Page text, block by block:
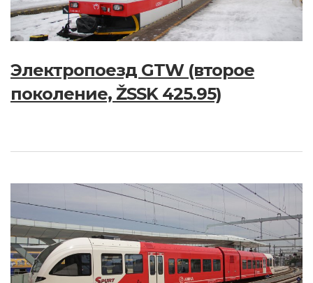
Электропоезд GTW (второе
поколение, ŽSSK 425.95)